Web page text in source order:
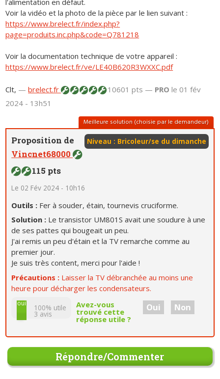
l'alimentation en défaut.
Voir la vidéo et la photo de la pièce par le lien suivant :
https://www.brelect.fr/index.php?
page=produits.inc.php&code=Q781218
Voir la documentation technique de votre appareil :
https://www.brelect.fr/ve/LE40B620R3WXXC.pdf
Clt, —brelect.fr 10601 pts — PRO le 01 fév
2024 - 13h51
Meilleure solution (choisie par le demandeur)
Niveau : Bricoleur/se du dimanche
Proposition de
Vincnet68000
115 pts
Le 02 Fév 2024 - 10h16
Outils : Fer à souder, étain, tournevis cruciforme.
Solution : Le transistor UM801S avait une soudure à une
de ses pattes qui bougeait un peu.
J'ai remis un peu d'étain et la TV remarche comme au
premier jour.
Je suis très content, merci pour l'aide !
Précautions : Laisser la TV débranchée au moins une
heure pour décharger les condensateurs.
non
oui 100% utile
3 avis
Avez-vous
trouvé cette
réponse utile ?
Oui Non
Répondre/Commenter